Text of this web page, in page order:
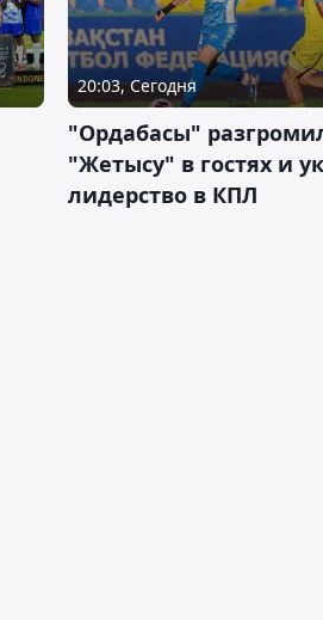
20:03, Сегодня
"Ордабасы"
"Жетысу" в гостях и
лидерство в КПЛ